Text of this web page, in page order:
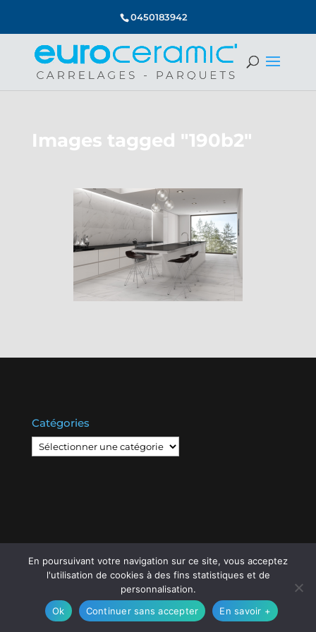
0450183942
Images tagged "190b2"
Catégories
Catégories
© Copyright8082020 -Les Entreprises Locales-
Mentions Légales – RGPD – Protection de la vie
privée – Gestion des cookies
En poursuivant votre navigation sur ce site, vous acceptez
l'utilisation de cookies à des fins statistiques et de
personnalisation.
Ok
Continuer sans accepter En savoir +